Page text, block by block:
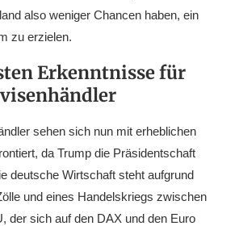
also weniger Chancen haben, ein
zu erzielen.
Erkenntnisse für
sehen sich nun mit erheblichen
da Trump die Präsidentschaft
deutsche Wirtschaft steht aufgrund
und eines Handelskriegs zwischen
der sich auf den DAX und den Euro